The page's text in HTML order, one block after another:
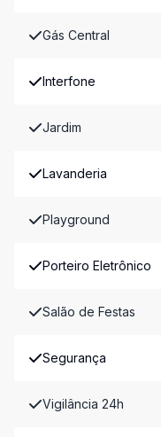
Gás Central
Interfone
Jardim
Lavanderia
Playground
Porteiro Eletrônico
Salão de Festas
Segurança
Vigilância 24h